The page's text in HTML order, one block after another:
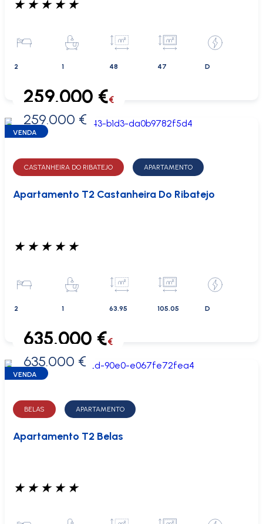
★ ★ ★ ★ ★
2 1 48 47 D
0 €
259.000 €€
259.000 €
VENDA
CASTANHEIRA DO RIBATEJO APARTAMENTO
Apartamento T2 Castanheira Do Ribatejo
★ ★ ★ ★ ★
2 1 63.95 105.05 D
0 €
635.000 €€
635.000 €
VENDA
BELAS APARTAMENTO
Apartamento T2 Belas
★ ★ ★ ★ ★